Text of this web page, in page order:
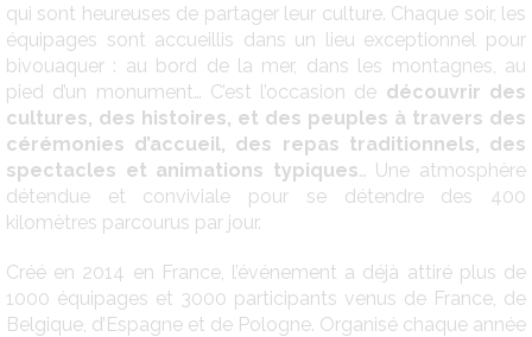
qui sont heureuses de partager leur culture. Chaque soir, les
équipages sont accueillis dans un lieu exceptionnel pour
bivouaquer : au bord de la mer, dans les montagnes, au
pied d’un monument… C’est l’occasion de découvrir des
cultures, des histoires, et des peuples à travers des
cérémonies d’accueil, des repas traditionnels, des
spectacles et animations typiques… Une atmosphère
détendue et conviviale pour se détendre des 400
kilomètres parcourus par jour.
Créé en 2014 en France, l’événement a déjà attiré plus de
1000 équipages et 3000 participants venus de France, de
Belgique, d’Espagne et de Pologne. Organisé chaque année